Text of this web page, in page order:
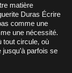
matière
Duras Écrire
comme une
une nécessité.
tout circule, où
jusqu’à parfois se